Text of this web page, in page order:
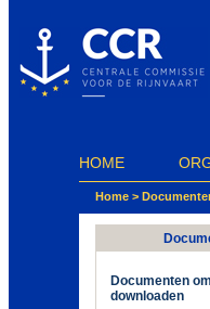
HOME
Home >
Documenten
downloaden